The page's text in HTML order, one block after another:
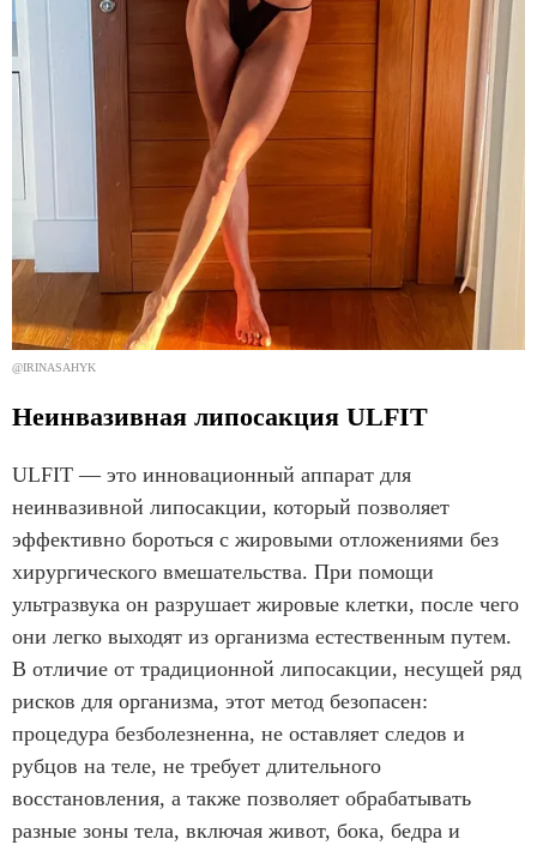
@IRINASAHYK
Неинвазивная липосакция ULFIT
ULFIT — это инновационный аппарат для
неинвазивной липосакции, который позволяет
эффективно бороться с жировыми отложениями без
хирургического вмешательства. При помощи
ультразвука он разрушает жировые клетки, после чего
они легко выходят из организма естественным путем.
В отличие от традиционной липосакции, несущей ряд
рисков для организма, этот метод безопасен:
процедура безболезненна, не оставляет следов и
рубцов на теле, не требует длительного
восстановления, а также позволяет обрабатывать
разные зоны тела, включая живот, бока, бедра и